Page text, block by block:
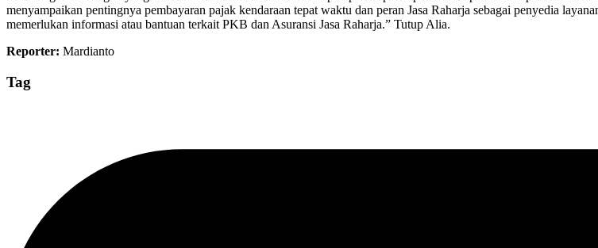
menyampaikan pentingnya pembayaran pajak kendaraan tepat waktu dan peran Jasa Raharja sebagai penyedia
memerlukan informasi atau bantuan terkait PKB dan Asuransi Jasa Raharja.” Tutup Alia.
Reporter: Mardianto
Tag